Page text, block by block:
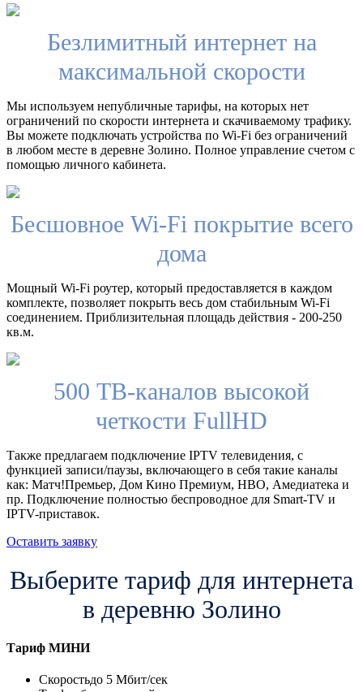
Безлимитный интернет на
максимальной скорости
Мы используем непубличные тарифы, на которых нет
ограничений по скорости интернета и скачиваемому трафику.
Вы можете подключать устройства по Wi-Fi без ограничений
в любом месте в деревне Золино. Полное управление счетом с
помощью личного кабинета.
Бесшовное Wi-Fi покрытие всего
дома
Мощный Wi-Fi роутер, который предоставляется в каждом
комплекте, позволяет покрыть весь дом стабильным Wi-Fi
соединением. Приблизительная площадь действия - 200-250
кв.м.
500 ТВ-каналов высокой
четкости FullHD
Также предлагаем подключение IPTV телевидения, с
функцией записи/паузы, включающего в себя такие каналы
как: Матч!Премьер, Дом Кино Премиум, HBO, Амедиатека и
пр. Подключение полностью беспроводное для Smart-TV и
IPTV-приставок.
Оставить заявку
Выберите тариф для интернета
в деревню Золино
Тариф МИНИ
Скоростьдо 5 Мбит/сек